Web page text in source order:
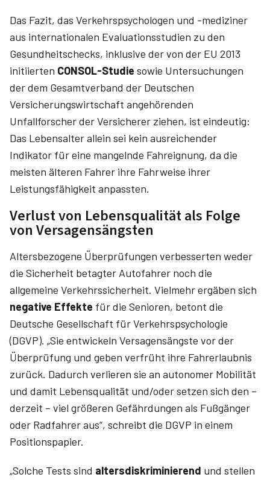
Das Fazit, das Verkehrspsychologen und -mediziner
aus internationalen Evaluationsstudien zu den
Gesundheitschecks, inklusive der von der EU 2013
initiierten CONSOL-Studie sowie Untersuchungen
der dem Gesamtverband der Deutschen
Versicherungswirtschaft angehörenden
Unfallforscher der Versicherer ziehen, ist eindeutig:
Das Lebensalter allein sei kein ausreichender
Indikator für eine mangelnde Fahreignung, da die
meisten älteren Fahrer ihre Fahrweise ihrer
Leistungsfähigkeit anpassten.
Verlust von Lebensqualität als Folge
von Versagensängsten
Altersbezogene Überprüfungen verbesserten weder
die Sicherheit betagter Autofahrer noch die
allgemeine Verkehrssicherheit. Vielmehr ergäben sich
negative Effekte für die Senioren, betont die
Deutsche Gesellschaft für Verkehrspsychologie
(DGVP). „Sie entwickeln Versagens­ängste vor der
Überprüfung und geben verfrüht ihre Fahrerlaubnis
zurück. Dadurch verlieren sie an autonomer Mobilität
und damit Lebensqualität und/oder setzen sich den –
derzeit – viel größeren Gefährdungen als Fußgänger
oder Radfahrer aus“, schreibt die DGVP in einem
Positionspapier.
„Solche Tests sind altersdiskriminierend und stellen